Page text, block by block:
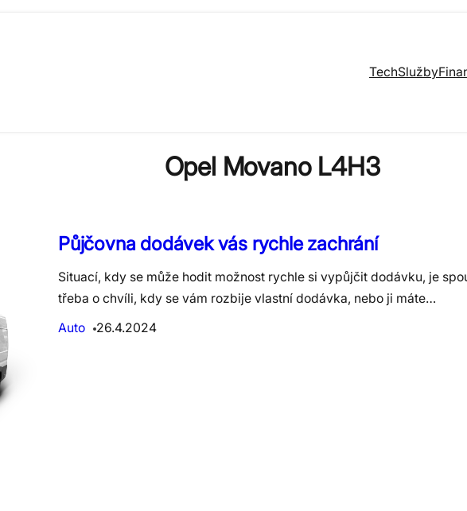
TechSlužby
Opel Movano L4H3
Půjčovna dodávek vás rychle zachrání
Situací, kdy se může hodit možnost rychle si vypůjčit dodávku, je
třeba o chvíli, kdy se vám rozbije vlastní dodávka, nebo ji máte…
Auto
26.4.2024